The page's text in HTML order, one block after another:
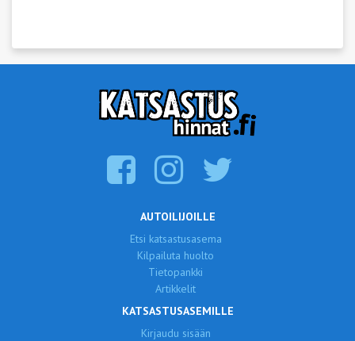
AUTOILIJOILLE
Etsi katsastusasema
Kilpailuta huolto
Tietopankki
Artikkelit
KATSASTUSASEMILLE
Kirjaudu sisään